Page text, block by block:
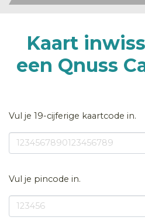
Kaart
een Qnuss
Vul je 19-cijferige kaartcode in.
Vul je pincode in.